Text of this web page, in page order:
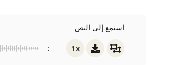
استمع إلى النص
-:-- 1x